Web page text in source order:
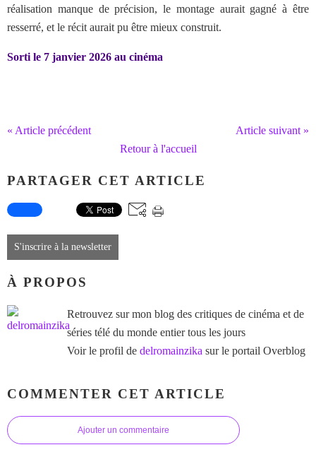
réalisation manque de précision, le montage aurait gagné à être
resserré, et le récit aurait pu être mieux construit.
Sorti le 7 janvier 2026 au cinéma
« Article précédent
Article suivant »
Retour à l'accueil
PARTAGER CET ARTICLE
S'inscrire à la newsletter
À PROPOS
Retrouvez sur mon blog des critiques de cinéma et de
séries télé du monde entier tous les jours
Voir le profil de delromainzika sur le portail Overblog
COMMENTER CET ARTICLE
Ajouter un commentaire